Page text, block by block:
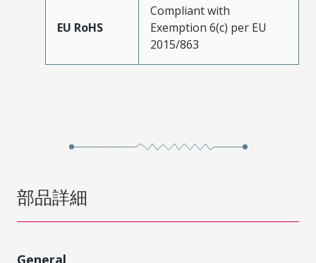
EU RoHS
Compliant with
Exemption 6(c) per EU
2015/863
部品詳細
General